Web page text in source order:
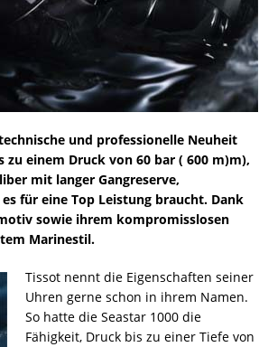
und professionelle Neuheit
zu einem Druck von 60 bar ( 600 m)m),
mit langer Gangreserve,
für eine Top Leistung braucht. Dank
sowie ihrem kompromisslosen
Marinestil.
Tissot nennt die Eigenschaften seiner
Uhren gerne schon in ihrem Namen.
So hatte die Seastar 1000 die
Fähigkeit, Druck bis zu einer Tiefe von